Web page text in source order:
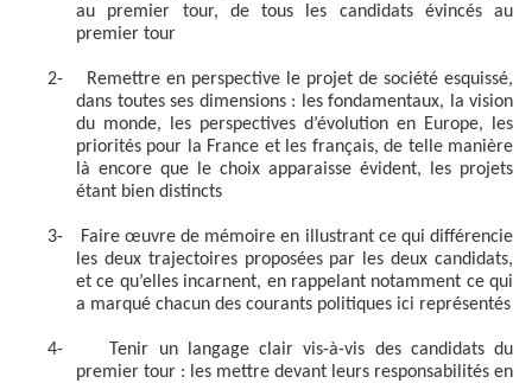
au premier tour, de tous les candidats évincés au
premier tour
2-
Remettre en perspective le projet de société esquissé,
dans toutes ses dimensions : les fondamentaux, la vision
du monde, les perspectives d’évolution en Europe, les
priorités pour la France et les français, de telle manière
là encore que le choix apparaisse évident, les projets
étant bien distincts
3-
Faire œuvre de mémoire en illustrant ce qui différencie
les deux trajectoires proposées par les deux candidats,
et ce qu’elles incarnent, en rappelant notamment ce qui
a marqué chacun des courants politiques ici représentés
4-
Tenir un langage clair vis-à-vis des candidats du
premier tour : les mettre devant leurs responsabilités en